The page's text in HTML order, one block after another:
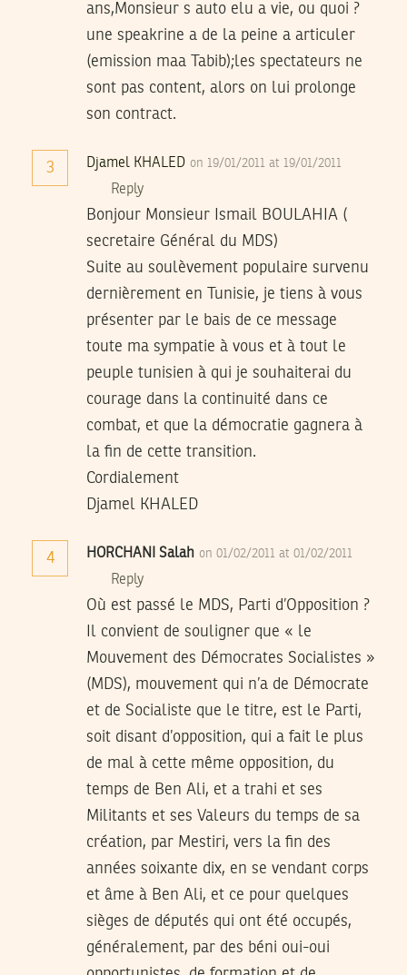
ans,Monsieur s auto elu a vie, ou quoi ?
une speakrine a de la peine a articuler
(emission maa Tabib);les spectateurs ne
sont pas content, alors on lui prolonge
son contract.
3 Djamel KHALED on 19/01/2011 at 19/01/2011
Reply
Bonjour Monsieur Ismail BOULAHIA (
secretaire Général du MDS)
Suite au soulèvement populaire survenu
dernièrement en Tunisie, je tiens à vous
présenter par le bais de ce message
toute ma sympatie à vous et à tout le
peuple tunisien à qui je souhaiterai du
courage dans la continuité dans ce
combat, et que la démocratie gagnera à
la fin de cette transition.
Cordialement
Djamel KHALED
4 HORCHANI Salah on 01/02/2011 at 01/02/2011
Reply
Où est passé le MDS, Parti d’Opposition ?
Il convient de souligner que « le
Mouvement des Démocrates Socialistes »
(MDS), mouvement qui n’a de Démocrate
et de Socialiste que le titre, est le Parti,
soit disant d’opposition, qui a fait le plus
de mal à cette même opposition, du
temps de Ben Ali, et a trahi et ses
Militants et ses Valeurs du temps de sa
création, par Mestiri, vers la fin des
années soixante dix, en se vendant corps
et âme à Ben Ali, et ce pour quelques
sièges de députés qui ont été occupés,
généralement, par des béni oui-oui